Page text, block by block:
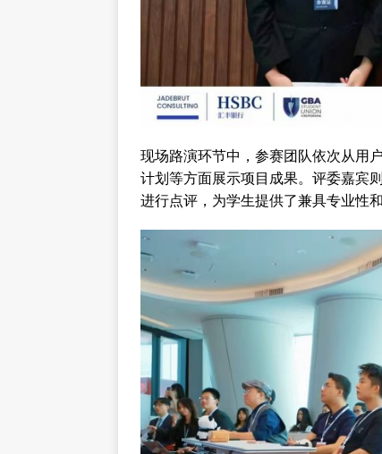
现场路演环节中，参赛团队依次从用
计划等方面展示项目成果。评委嘉宾
进行点评，为学生提供了兼具专业性